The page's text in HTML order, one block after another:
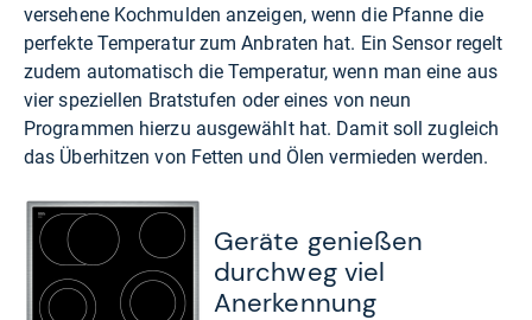
versehene Kochmulden anzeigen, wenn die Pfanne die
perfekte Temperatur zum Anbraten hat. Ein Sensor regelt
zudem automatisch die Temperatur, wenn man eine aus
vier speziellen Bratstufen oder eines von neun
Programmen hierzu ausgewählt hat. Damit soll zugleich
das Überhitzen von Fetten und Ölen vermieden werden.
Geräte genießen
durchweg viel
Anerkennung